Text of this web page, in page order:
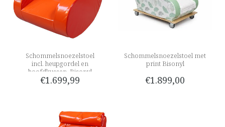
Schommelsnoezelstoel
incl. heupgordel en
hoofdkussen, Bisonyl
€1.699,99
Schommelsnoezelstoel met
print Bisonyl
€1.899,00